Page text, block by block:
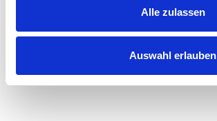
Alle zulassen
Auswahl erlauben